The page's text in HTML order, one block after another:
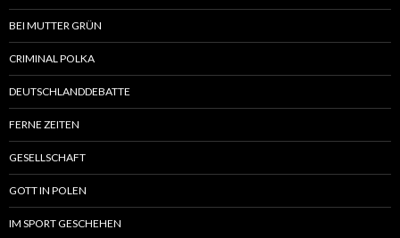
BEI MUTTER GRÜN
CRIMINAL POLKA
DEUTSCHLANDDEBATTE
FERNE ZEITEN
GESELLSCHAFT
GOTT IN POLEN
IM SPORT GESCHEHEN